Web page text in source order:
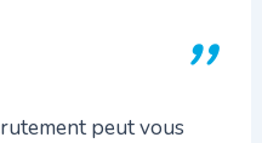
peut vous